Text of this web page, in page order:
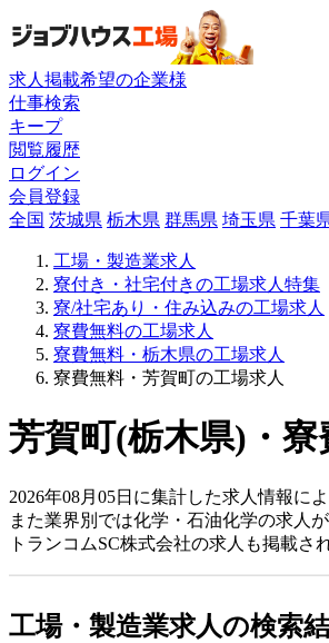
求人掲載希望の企業様
仕事検索
キープ
閲覧履歴
ログイン
会員登録
全国 茨城県 栃木県 群馬県 埼玉県 千葉
工場・製造業求人
寮付き・社宅付きの工場求人特集
寮/社宅あり・住み込みの工場求人
寮費無料の工場求人
寮費無料・栃木県の工場求人
寮費無料・芳賀町の工場求人
芳賀町(栃木県)・
2026年08月05日に集計した求人情報に
また業界別では化学・石油化学の求人
トランコムSC株式会社の求人も掲載さ
工場・製造業求人の検索